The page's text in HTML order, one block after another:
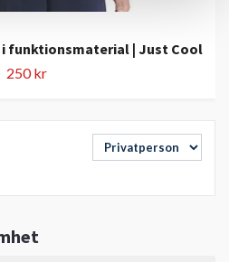
funktionsmaterial | Just Cool
250 kr